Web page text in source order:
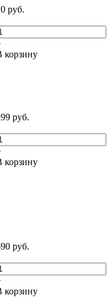
руб.
корзину
руб.
корзину
руб.
корзину